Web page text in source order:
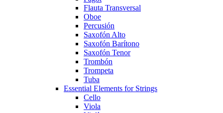
Flauta Transversal
Oboe
Percusión
Saxofón Alto
Saxofón Barítono
Saxofón Tenor
Trombón
Trompeta
Tuba
Essential Elements for Strings
Cello
Viola